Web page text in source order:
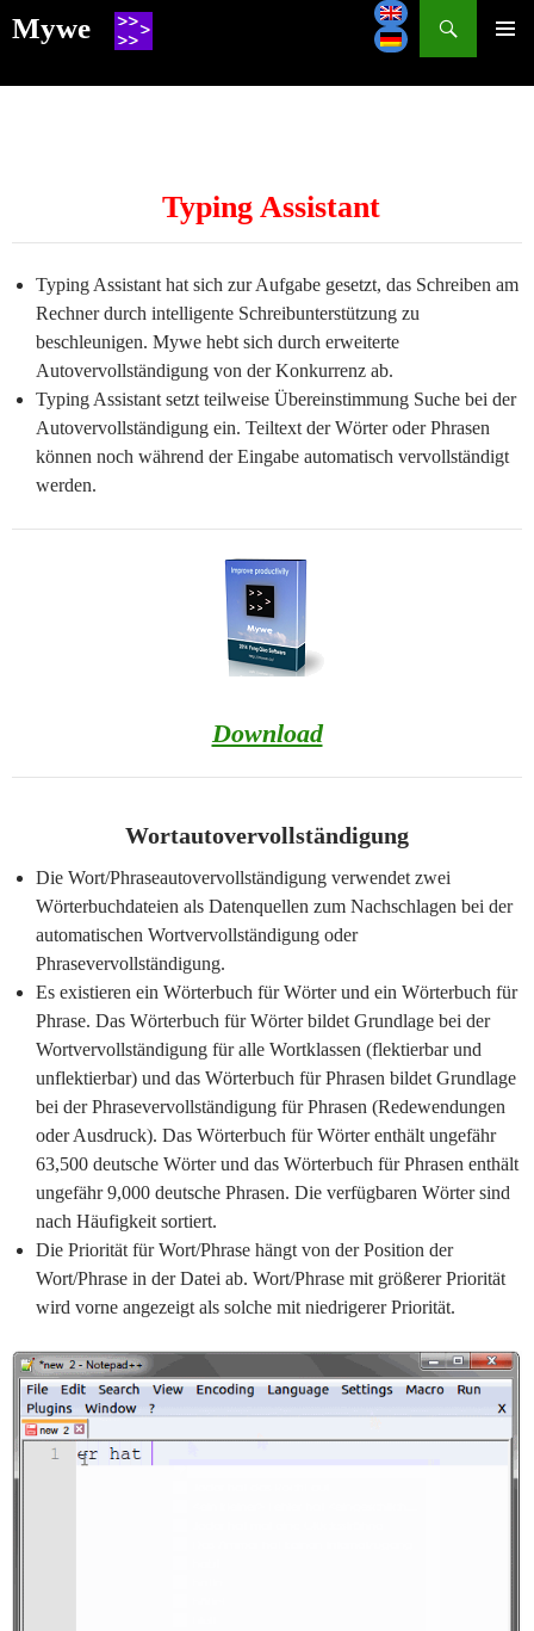
Mywe
SKIP
Typing Assistant
Typing Assistant hat sich zur Aufgabe gesetzt, das Schreiben am
Rechner durch intelligente Schreibunterstützung zu
beschleunigen. Mywe hebt sich durch erweiterte
Autovervollständigung von der Konkurrenz ab.
Typing Assistant setzt teilweise Übereinstimmung Suche bei der
Autovervollständigung ein. Teiltext der Wörter oder Phrasen
können noch während der Eingabe automatisch vervollständigt
werden.
Download
Wortautovervollständigung
Die Wort/Phraseautovervollständigung verwendet zwei
Wörterbuchdateien als Datenquellen zum Nachschlagen bei der
automatischen Wortvervollständigung oder
Phrasevervollständigung.
Es existieren ein Wörterbuch für Wörter und ein Wörterbuch für
Phrase. Das Wörterbuch für Wörter bildet Grundlage bei der
Wortvervollständigung für alle Wortklassen (flektierbar und
unflektierbar) und das Wörterbuch für Phrasen bildet Grundlage
bei der Phrasevervollständigung für Phrasen (Redewendungen
oder Ausdruck). Das Wörterbuch für Wörter enthält ungefähr
63,500 deutsche Wörter und das Wörterbuch für Phrasen enthält
ungefähr 9,000 deutsche Phrasen. Die verfügbaren Wörter sind
nach Häufigkeit sortiert.
Die Priorität für Wort/Phrase hängt von der Position der
Wort/Phrase in der Datei ab. Wort/Phrase mit größerer Priorität
wird vorne angezeigt als solche mit niedrigerer Priorität.